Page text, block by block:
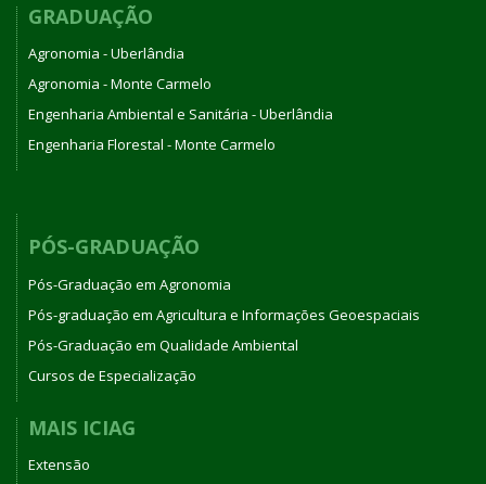
GRADUAÇÃO
Agronomia - Uberlândia
Agronomia - Monte Carmelo
Engenharia Ambiental e Sanitária - Uberlândia
Engenharia Florestal - Monte Carmelo
PÓS-GRADUAÇÃO
Pós-Graduação em Agronomia
Pós-graduação em Agricultura e Informações Geoespaciais
Pós-Graduação em Qualidade Ambiental
Cursos de Especialização
MAIS ICIAG
Extensão